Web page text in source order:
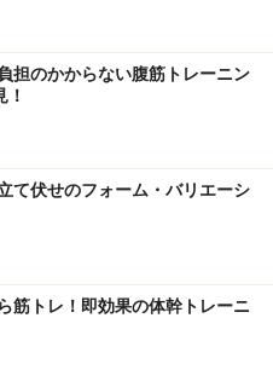
担のかからない腹筋トレーニン
て伏せのフォーム・バリエーシ
筋トレ！即効果の体幹トレーニ